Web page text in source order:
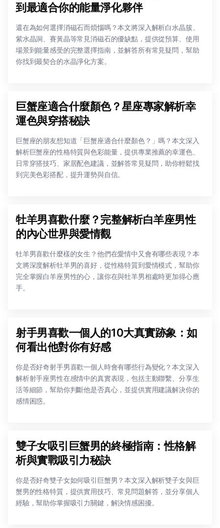
到最適合你的能量淨化夥伴
還在為如何選擇消磁石而煩惱嗎？本文將深入解析白水晶簇、
紫水晶洞、賽黃晶等常見消磁石的優缺點，提供從預算、使用
場景到能量感受的完整選擇指南，並解答所有常見疑問，幫助
你找到最契合的水晶淨化方案。
巨蟹座適合什麼顏色？星座專家解析幸
運色與穿搭秘訣
巨蟹座的朋友想知道「巨蟹座適合什麼顏色？」嗎？本文深入
解析巨蟹座的性格特質與色彩能量，提供專業推薦的幸運色、
日常穿搭技巧、家居配色建議，並解答常見疑問，助你輕鬆找
到完美色彩搭配，提升運勢與自信。
牡羊男喜歡什麼？完整解析白羊座男性
的內心世界與愛情觀
牡羊男喜歡什麼樣的女生？他們在愛情中又會有哪些表現？本
文將深度解析牡羊男的喜好，從性格特質到愛情模式，幫助你
完全掌握白羊座男性的心，讓你在與牡羊男相處時更加得心應
手。
射手男喜歡一個人的10大真實跡象：如
何看出他對你有好感
你是否好奇射手男喜歡一個人時會有哪些行為變化？本文深入
解析射手座男性在感情中的真實表現，包括主動聯繫、分享生
活等細節，幫助你判斷他是否真心，並提供實用建議解決你的
感情困惑。
雙子女吸引巨蟹男的終極指南：性格解
析與實戰吸引力秘訣
你是否好奇雙子女如何吸引巨蟹男？本文深入解析雙子女與巨
蟹男的性格特質，提供實用技巧、常見問題解答，並分享個人
經驗，幫助你掌握吸引力關鍵，解決情感困擾。